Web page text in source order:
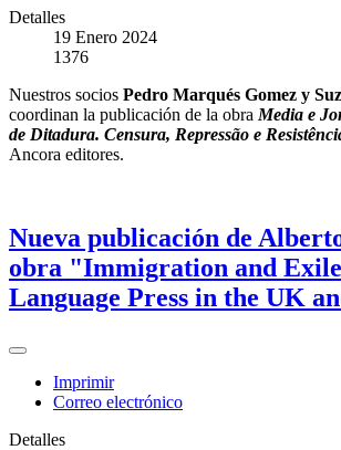
Detalles
19 Enero 2024
1376
Nuestros socios Pedro Marqués Gomez y
coordinan la publicación de la obra Media e
de Ditadura. Censura, Repressão e
Ancora editores.
Nueva publicación de
obra "Immigration and
Language Press in the UK
Imprimir
Correo electrónico
Detalles